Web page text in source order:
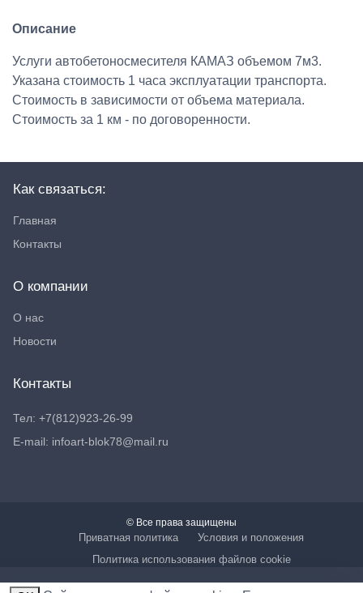
Описание
Услуги автобетоносмесителя КАМАЗ объемом 7м3.
Указана стоимость 1 часа эксплуатации транспорта.
Стоимость в зависимости от объема материала.
Стоимость за 1 км - по договоренности.
Как связаться:
Главная
Контакты
О компании
О нас
Новости
Контакты
Тел: +7(812)923-26-99
E-mail: infoart-blok78@mail.ru
© Все права защищены
Приватная политика
Условия и положения
Политика использования файлов cookie